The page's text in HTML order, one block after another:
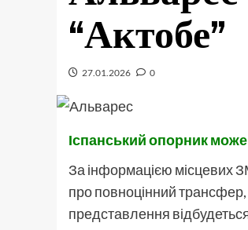
“Актобе”
27.01.2026 0
Іспанський опорник
За інформацією місцевих
про повноцінний
представлення